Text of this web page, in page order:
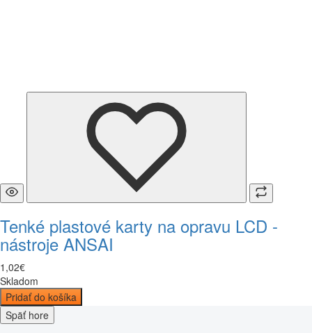
Tenké plastové karty na opravu LCD -
nástroje ANSAI
1 ,02€
Skladom
Pridať do košíka
Späť hore